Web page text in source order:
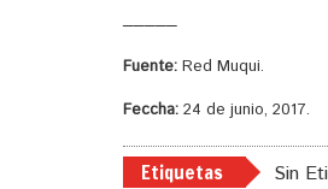
Fuente: Red Muqui.
Feccha: 24 de junio, 2017.
Etiquetas Sin